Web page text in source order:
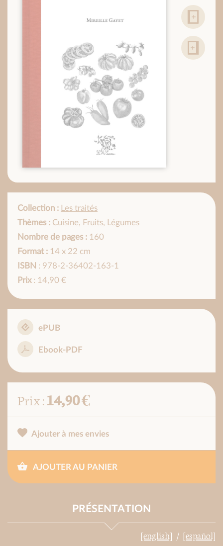
Collection : Les traités
Thèmes : Cuisine, Fruits, Légumes
Nombre de pages : 160
Format : 14 x 22 cm
ISBN : 978-2-36402-163-1
Prix: 14,90 €
ePUB
Ebook-PDF
Prix :14,90 €
Ajouter à mes envies
AJOUTER AU PANIER
PRÉSENTATION
[english] [español]